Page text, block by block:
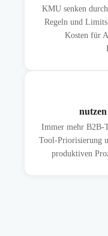
KMU senken
Regeln und
Kosten für
Immer mehr B2B-
Tool-Priorisierung
produktiven